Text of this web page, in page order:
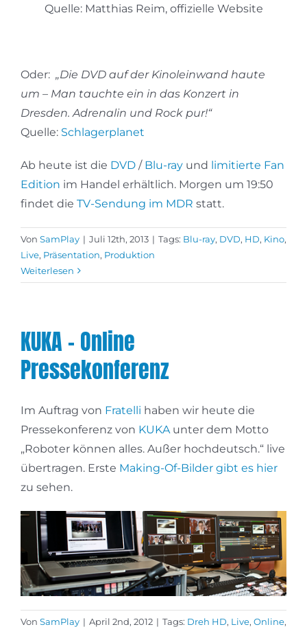
Quelle: Matthias Reim, offizielle Website
Oder: „Die DVD auf der Kinoleinwand haute
um – Man tauchte ein in das Konzert in
Dresden. Adrenalin und Rock pur!“
Quelle: Schlagerplanet
Ab heute ist die DVD / Blu-ray und limitierte Fan
Edition im Handel erhältlich. Morgen um 19:50
findet die TV-Sendung im MDR statt.
Von SamPlay | Juli 12th, 2013 | Tags: Blu-ray, DVD, HD, Kino,
Live, Präsentation, Produktion
Weiterlesen
KUKA – Online
Pressekonferenz
Im Auftrag von Fratelli haben wir heute die
Pressekonferenz von KUKAunter dem Motto
„Roboter können alles. Außer hochdeutsch.“ live
übertragen. Erste Making-Of-Bilder gibt es hier
zu sehen.
Von SamPlay | April 2nd, 2012 | Tags: Dreh HD, Live, Online,